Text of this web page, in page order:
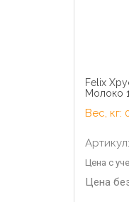
Felix
Молоко
Вес, кг:
Цена с
Цена